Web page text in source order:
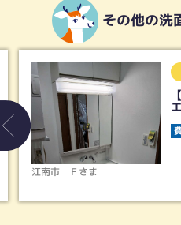
その他の洗
Ｆさま
洗面
【トクラス
エポック
約
（消費